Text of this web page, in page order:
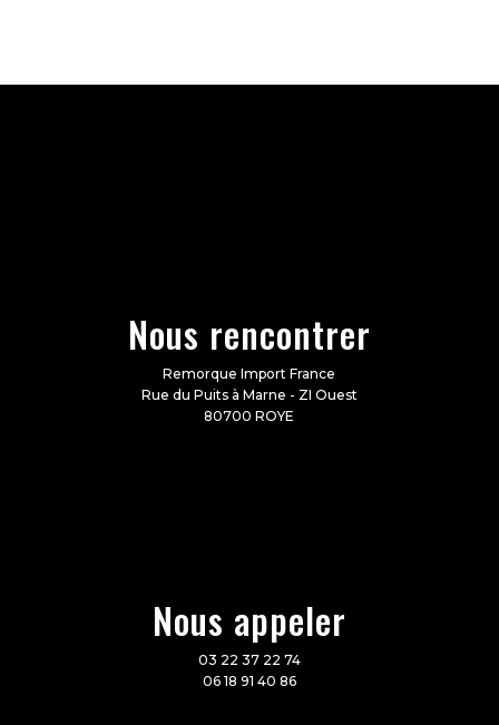
Nous rencontrer
Remorque Import France
Rue du Puits à Marne - ZI Ouest
80700 ROYE
Nous appeler
03 22 37 22 74
06 18 91 40 86